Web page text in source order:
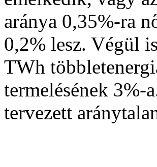
aránya 0,35%-ra
0,2% lesz. Végül
TWh
termelésének 3%-
tervezett